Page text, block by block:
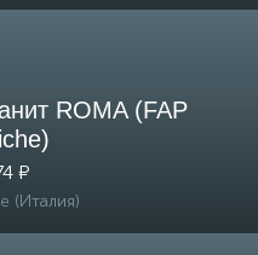
ROMA (FAP
₽
(Италия)